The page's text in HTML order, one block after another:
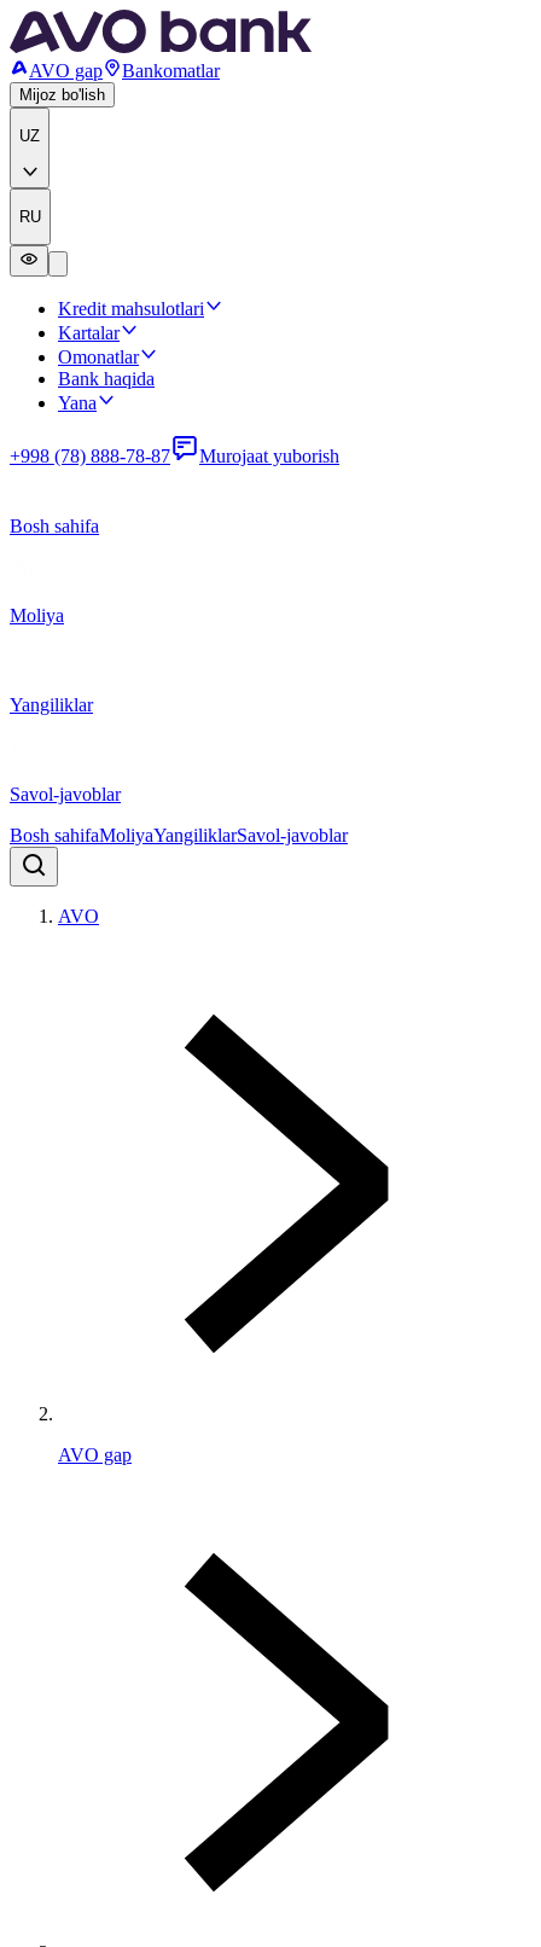
AVO gap Bankomatlar
Mijoz bo'lish
UZ
RU
Kredit mahsulotlari
Kartalar
Omonatlar
Bank haqida
Yana
+998 (78) 888-78-87 Murojaat yuborish
Bosh sahifa
Moliya
Yangiliklar
Savol-javoblar
Bosh sahifaMoliyaYangiliklarSavol-javoblar
AVO
AVO gap